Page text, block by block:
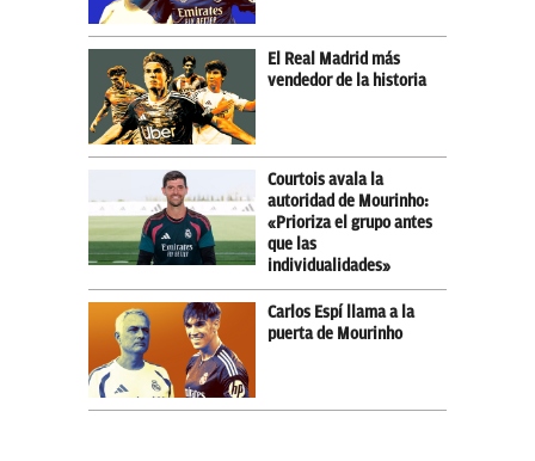
El Real Madrid más
vendedor de la historia
Courtois avala la
autoridad de Mourinho:
«Prioriza el grupo antes
que las
individualidades»
Carlos Espí llama a la
puerta de Mourinho